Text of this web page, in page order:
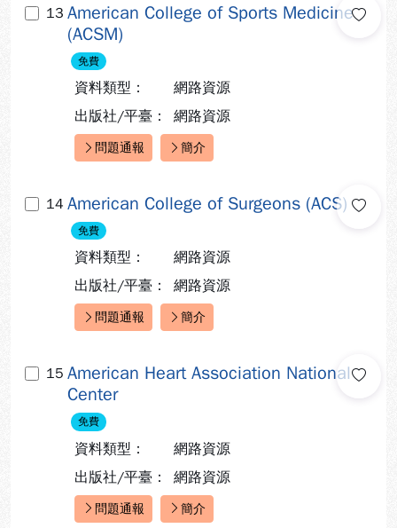
13 American College of Sports Medicine
(ACSM)
免費
資料類型：
網路資源
出版社/平臺：
網路資源
快速連結：
問題通報 簡介
14 American College of Surgeons (ACS)
免費
資料類型：
網路資源
出版社/平臺：
網路資源
快速連結：
問題通報 簡介
15 American Heart Association National
Center
免費
資料類型：
網路資源
出版社/平臺：
網路資源
快速連結：
問題通報 簡介